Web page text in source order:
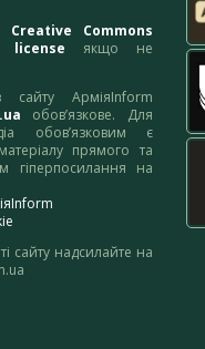
Creative Commons
якщо не
сайту АрміяInform
обов’язкове. Для
обов’язковим є
прямого та
гіперпосилання на
сайту надсилайте на